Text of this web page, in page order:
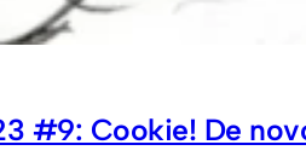
#9: Cookie! De